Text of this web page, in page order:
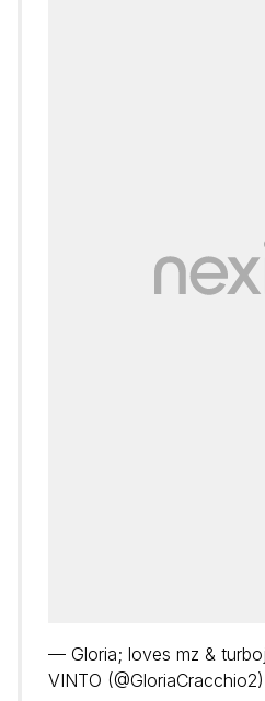
— Gloria; loves mz &
VINTO (@GloriaCracchio2)